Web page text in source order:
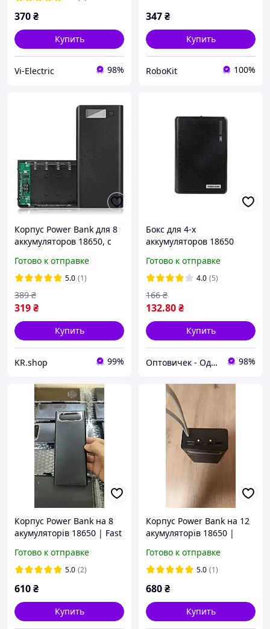
370₴
Купить
Vi-Electric 98%
347₴
Купить
RoboKit 100%
Корпус Power Bank для 8
аккумуляторов 18650, с
C
Готово к отправке
5.0 (1)
319₴
389 ₴
Купить
KR.shop 99%
Бокс для 4-х
аккумуляторов 18650
iPad, IPOD
Готово к отправке
4.0 (5)
132.80₴
166 ₴
Купить
Оптовичек - Одесса 98%
Корпус Power Bank на 8
акумуляторів 18650 | Fast
Коробка для павербанка
(без АКБ)
Готово к отправке
5.0 (2)
610₴
Купить
Корпус Power Bank на 12
акумуляторів 18650 |
Type-C | LCD-дисплей |
Коробка для павербанка
Готово к отправке
5.0 (1)
680₴
Купить